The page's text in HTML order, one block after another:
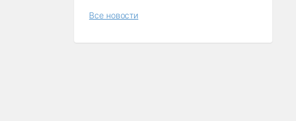
Все новости